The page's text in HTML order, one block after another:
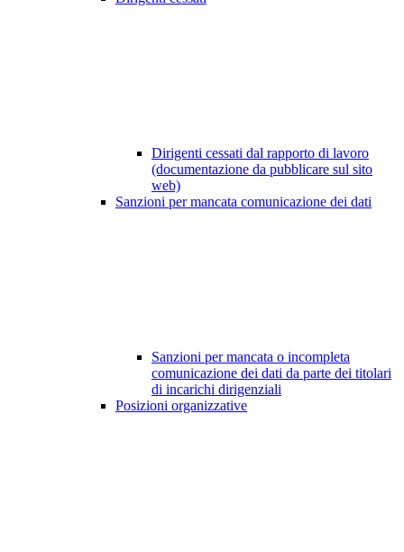
Dirigenti cessati dal rapporto di lavoro
(documentazione da pubblicare sul sito
web)
Sanzioni per mancata comunicazione dei dati
Sanzioni per mancata o incompleta
comunicazione dei dati da parte dei titolari
di incarichi dirigenziali
Posizioni organizzative